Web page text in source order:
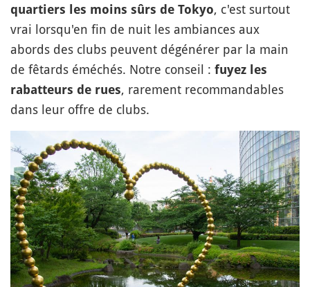
quartiers les moins sûrs de Tokyo, c'est surtout
vrai lorsqu'en fin de nuit les ambiances aux
abords des clubs peuvent dégénérer par la main
de fêtards éméchés. Notre conseil : fuyez les
rabatteurs de rues, rarement recommandables
dans leur offre de clubs.